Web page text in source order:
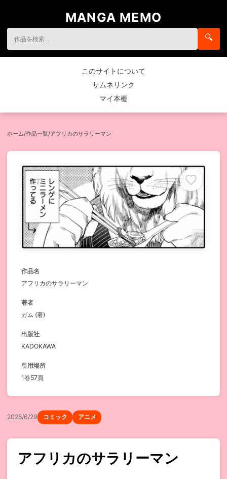
MANGA MEMO
🔍
このサイトについて
サムネリンク
マイ本棚
ホーム/作品一覧/アフリカのサラリーマン
作品名
アフリカのサラリーマン
著者
ガム (著)
出版社
KADOKAWA
引用場所
1巻57頁
2025/6/29 コミック アニメ
アフリカのサラリーマン